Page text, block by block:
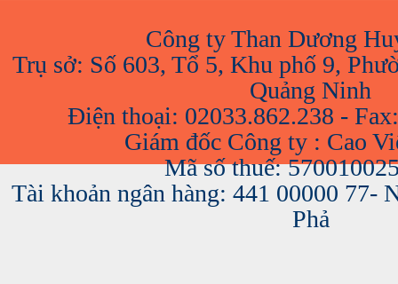
Công ty Than Dương
Trụ sở: Số 603, Tổ 5, Khu phố 9,
Quảng Ninh
Điện thoại: 02033.862.238 -
Giám đốc Công ty : Cao
Mã số thuế:
Tài khoản ngân hàng: 441 00000 77-
Phả